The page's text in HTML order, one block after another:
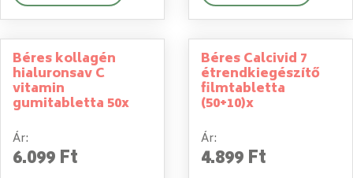
Béres kollagén
hialuronsav C
vitamin
gumitabletta 50x
Ár:
6.099 Ft
Béres Calcivid 7
étrendkiegészítő
filmtabletta
(50+10)x
Ár:
4.899 Ft